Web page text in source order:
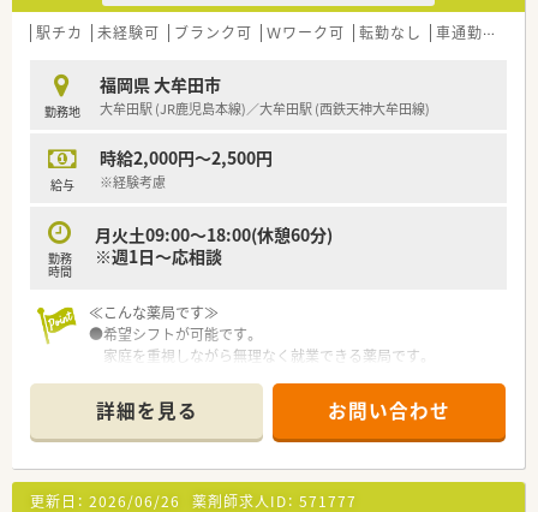
【勤務実態について】
実しております。
■月の残業時間は平均5時間程度と少なく、プライベートの時間
も確保しやすい環境です。
駅チカ 未経験可 ブランク可 Ｗワーク可 転勤なし 車通勤可
勤務地
福岡県 大牟田市
大牟田駅 (JR鹿児島本線)／大牟田駅 (西鉄天神大牟田線)
給与
時給2,000円～2,500円
※経験考慮
勤務
時間
月火土09:00～18:00(休憩60分)
※週1日～応相談
≪こんな薬局です≫
●希望シフトが可能です。
家庭を重視しながら無理なく就業できる薬局です。
詳細を見る お問い合わせ
更新日： 2026/06/26 薬剤師求人ID： 571777